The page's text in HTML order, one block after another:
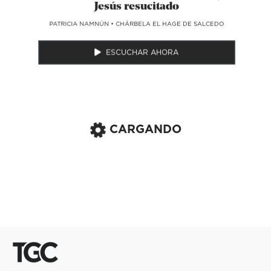
Jesús resucitado
​PATRICIA NAMNÚN •CHÁRBELA EL HAGE DE SALCEDO
ESCUCHAR AHORA
CARGANDO